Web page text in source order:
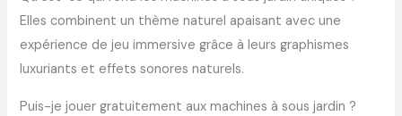
Elles combinent un thème naturel apaisant avec une
expérience de jeu immersive grâce à leurs graphismes
luxuriants et effets sonores naturels.
Puis-je jouer gratuitement aux machines à sous jardin ?